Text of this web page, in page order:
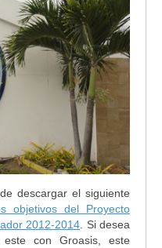
descargar el siguiente
objetivos del Proyecto
2012-2014 . Si desea
con Groasis, este